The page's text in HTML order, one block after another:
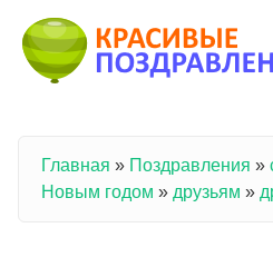
Вы здесь
Главная » Поздравления »
Новым годом » друзьям »